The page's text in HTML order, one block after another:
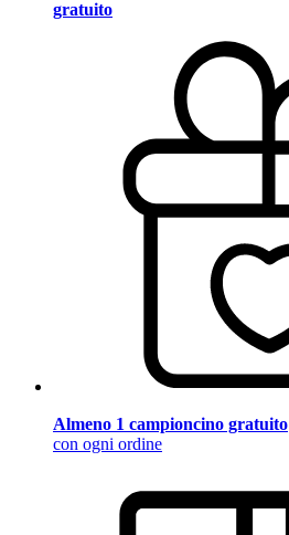
gratuito
Almeno 1 campioncino gratuito
con ogni ordine